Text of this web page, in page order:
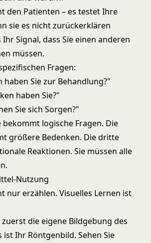
den Patienten – es testet Ihre
sie es nicht zurückerklären
Signal, dass Sie einen anderen
müssen.
Fragen:
haben Sie zur Behandlung?"
haben Sie?"
Sie sich Sorgen?"
bekommt logische Fragen. Die
größere Bedenken. Die dritte
Reaktionen. Sie müssen alle
Nutzung
nur erzählen. Visuelles Lernen ist
die eigene Bildgebung des
ist Ihr Röntgenbild. Sehen Sie